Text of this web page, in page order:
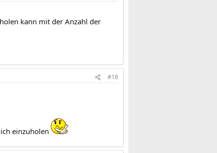
kann mit der Anzahl der
#18
einzuholen